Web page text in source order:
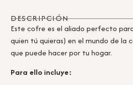
DESCRIPCIÓN
Este cofre es el aliado perfecto
quien tú quieras) en el mundo de la
que puede hacer por tu hogar.
Para ello incluye: